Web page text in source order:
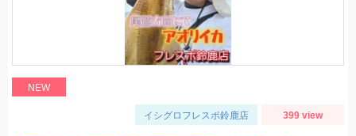
NEW
イシグロフレスポ鈴鹿店 399 view